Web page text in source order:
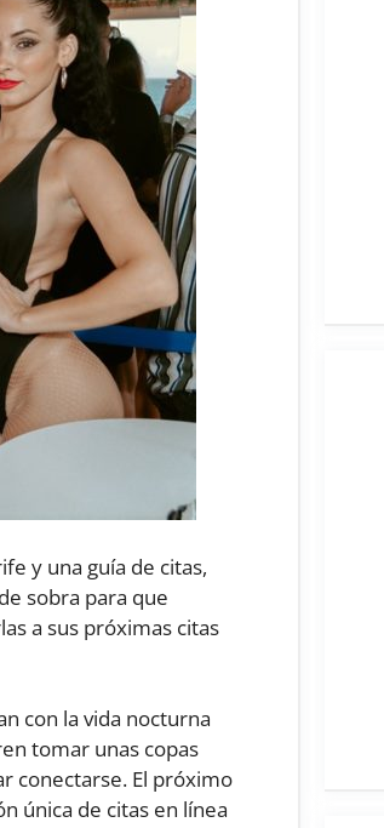
y una guía de citas,
sobra para que
a sus próximas citas
con la vida nocturna
tomar unas copas
conectarse. El próximo
única de citas en línea